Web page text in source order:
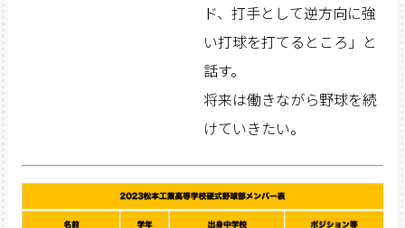
ド、打手として逆方向に強
い打球を打てるところ」と
話す。
将来は働きながら野球を続
けていきたい。